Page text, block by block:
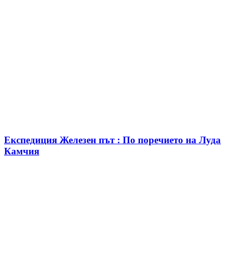
Експедиция Железен път : По поречието на Луда
Камчия